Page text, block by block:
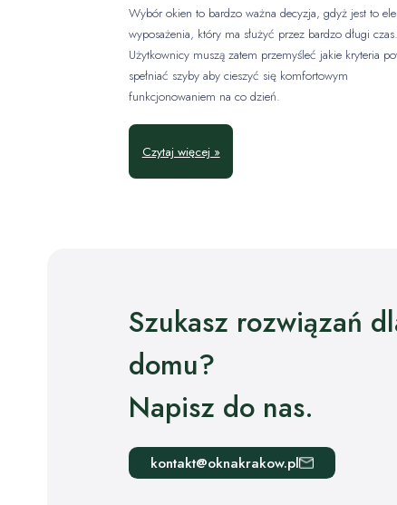
Wybór okien to bardzo ważna decyzja, gdyż jest to
wyposażenia, który ma służyć przez bardzo długi czas.
Użytkownicy muszą zatem przemyśleć jakie kryteria
spełniać szyby aby cieszyć się komfortowym
funkcjonowaniem na co dzień.
Czytaj więcej »
Szukasz rozwiązań
domu?
Napisz do nas.
kontakt@oknakrakow.pl